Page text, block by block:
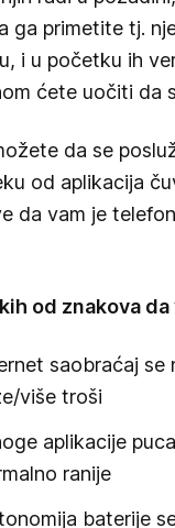
ga primetite tj.
i u početku ih
ćete uočiti da
da se
od aplikacija
da vam je
od znakova
saobraćaj
više troši
aplikacije
ranije
baterije